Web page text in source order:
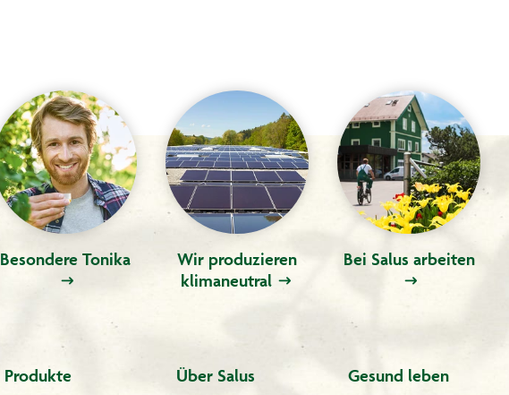
Besondere Tonika
Wir produzieren
klimaneutral
Bei Salus arbeiten
Produkte Über Salus Gesund leben